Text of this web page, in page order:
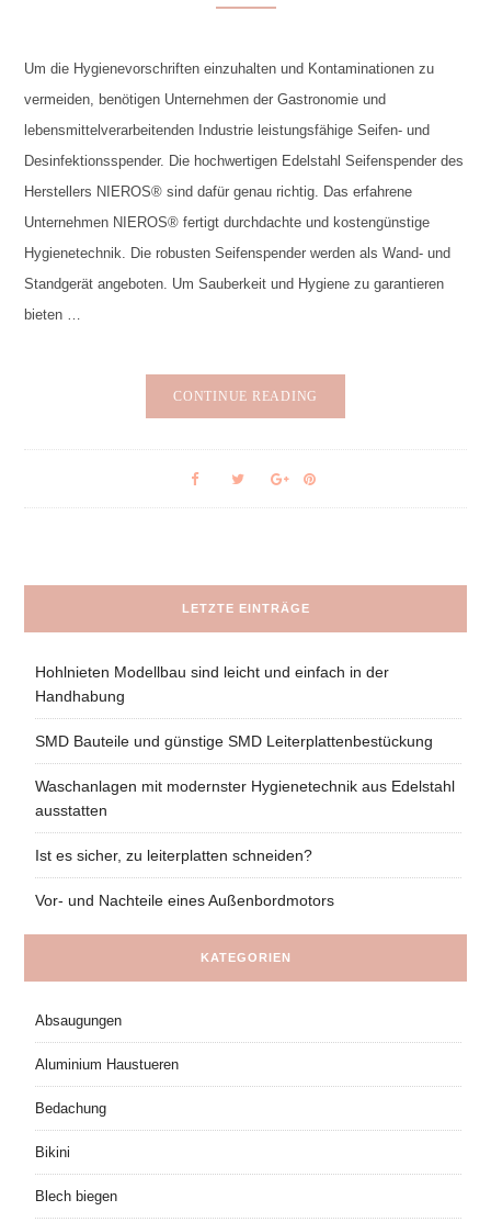
Um die Hygienevorschriften einzuhalten und Kontaminationen zu
vermeiden, benötigen Unternehmen der Gastronomie und
lebensmittelverarbeitenden Industrie leistungsfähige Seifen- und
Desinfektionsspender. Die hochwertigen Edelstahl Seifenspender des
Herstellers NIEROS® sind dafür genau richtig. Das erfahrene
Unternehmen NIEROS® fertigt durchdachte und kostengünstige
Hygienetechnik. Die robusten Seifenspender werden als Wand- und
Standgerät angeboten. Um Sauberkeit und Hygiene zu garantieren
bieten …
CONTINUE READING
LETZTE EINTRÄGE
Hohlnieten Modellbau sind leicht und einfach in der
Handhabung
SMD Bauteile und günstige SMD Leiterplattenbestückung
Waschanlagen mit modernster Hygienetechnik aus Edelstahl
ausstatten
Ist es sicher, zu leiterplatten schneiden?
Vor- und Nachteile eines Außenbordmotors
KATEGORIEN
Absaugungen
Aluminium Haustueren
Bedachung
Bikini
Blech biegen